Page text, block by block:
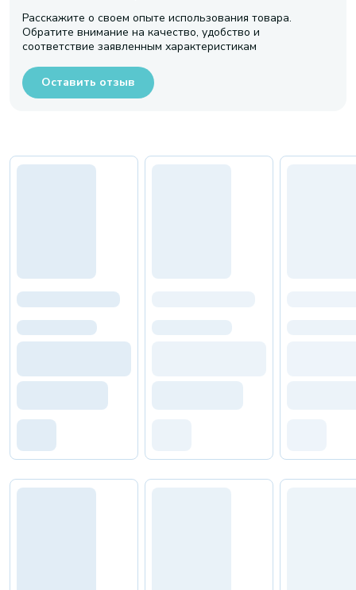
Расскажите о своем опыте использования товара.
Обратите внимание на качество, удобство и
соответствие заявленным характеристикам
Оставить отзыв